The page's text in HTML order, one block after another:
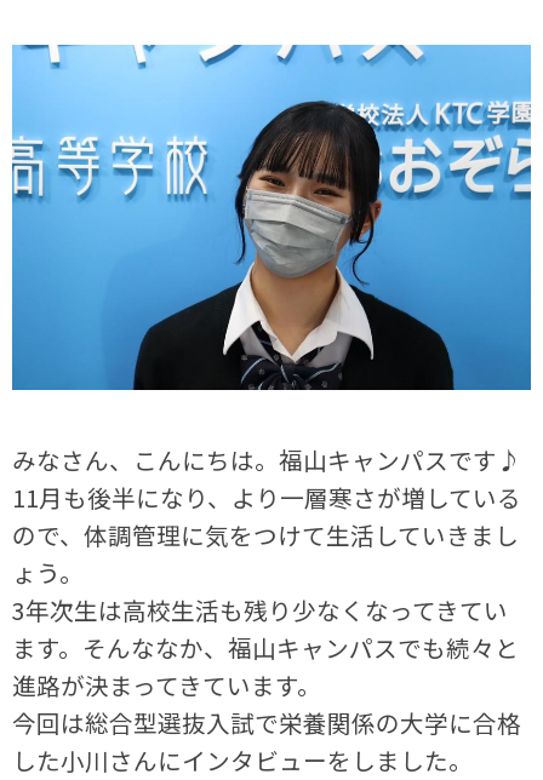
みなさん、こんにちは。福山キャンパスです♪
11月も後半になり、より一層寒さが増している
ので、体調管理に気をつけて生活していきまし
ょう。
3年次生は高校生活も残り少なくなってきてい
ます。そんななか、福山キャンパスでも続々と
進路が決まってきています。
今回は総合型選抜入試で栄養関係の大学に合格
した小川さんにインタビューをしました。